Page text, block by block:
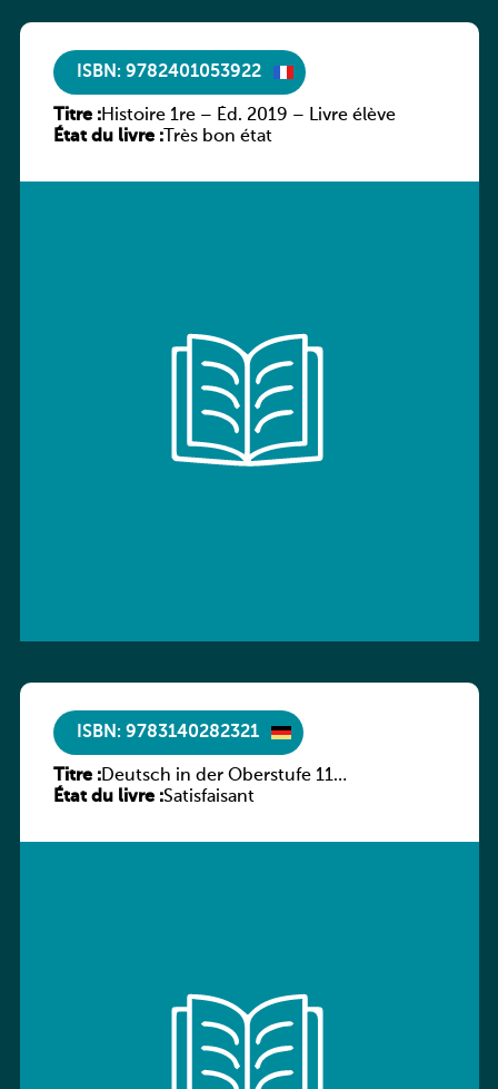
ISBN: 9782401053922
Titre :Histoire 1re – Éd. 2019 – Livre élève
État du livre :Très bon état
ISBN: 9783140282321
Titre :Deutsch in der Oberstufe 11
(Schülerbuch) Ausgabe Bayern
État du livre :Satisfaisant